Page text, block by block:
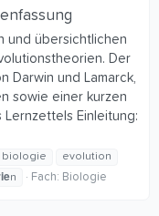
und übersichtlichen
Der
Darwin und Lamarck,
sowie einer kurzen
Lernzettels Einleitung:
biologie evolution
n Fach: Biologie